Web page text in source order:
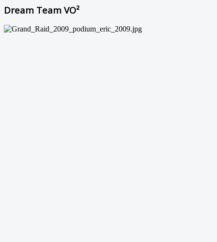
Dream Team VO²